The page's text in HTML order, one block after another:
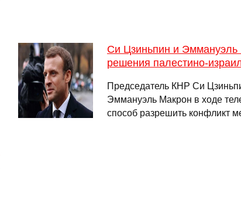
Си Цзиньпин и Эммануэль
решения палестино-
Председатель КНР Си
Эммануэль Макрон в ходе
способ разрешить